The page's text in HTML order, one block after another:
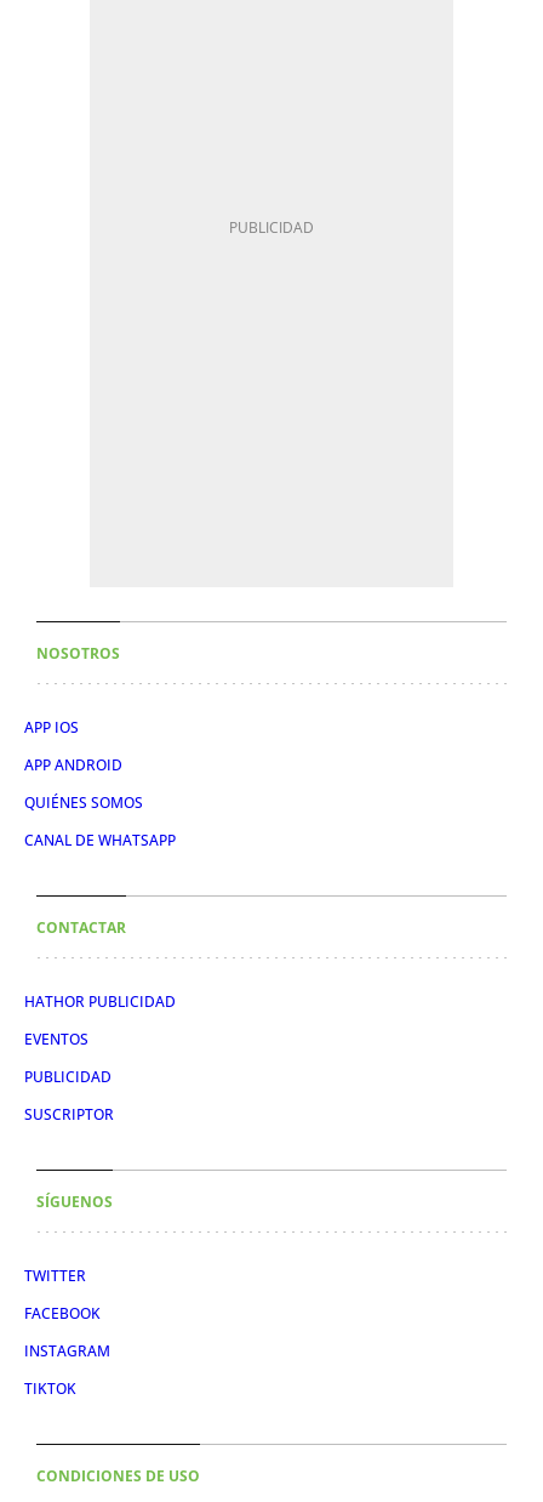
NOSOTROS
APP IOS
APP ANDROID
QUIÉNES SOMOS
CANAL DE WHATSAPP
CONTACTAR
HATHOR PUBLICIDAD
EVENTOS
PUBLICIDAD
SUSCRIPTOR
SÍGUENOS
TWITTER
FACEBOOK
INSTAGRAM
TIKTOK
CONDICIONES DE USO